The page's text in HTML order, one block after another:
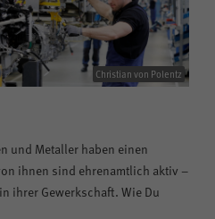
Christian von Polentz
und Metaller haben einen
ihnen sind ehrenamtlich aktiv –
ihrer Gewerkschaft. Wie Du